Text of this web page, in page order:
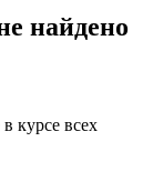
найдено
курсе всех